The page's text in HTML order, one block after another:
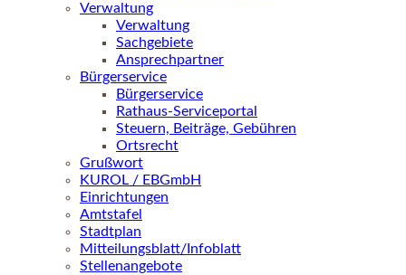
Verwaltung
Verwaltung
Sachgebiete
Ansprechpartner
Bürgerservice
Bürgerservice
Rathaus-Serviceportal
Steuern, Beiträge, Gebühren
Ortsrecht
Grußwort
KUROL / EBGmbH
Einrichtungen
Amtstafel
Stadtplan
Mitteilungsblatt/Infoblatt
Stellenangebote